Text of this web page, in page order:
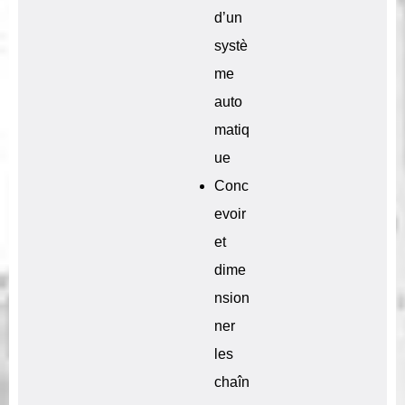
d’un
systè
me
auto
matiq
ue
Conc
evoir
et
dime
nsion
ner
les
chaîn